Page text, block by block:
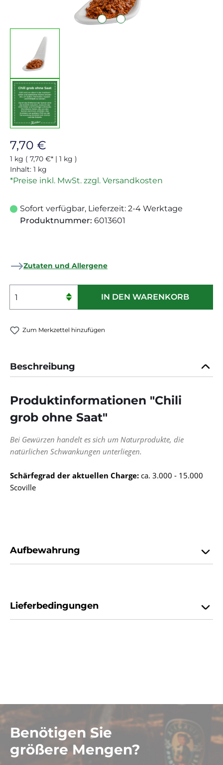
Regulärer Preis:
7,70 €
1 kg ( 7,70 €* | 1 kg )
Inhalt: 1 kg
*Preise inkl. MwSt. zzgl. Versandkosten
Sofort verfügbar, Lieferzeit: 2-4 Werktage
Produktnummer: 6013601
Zutaten und Allergene
Produkt Anzahl: Gib den
IN DEN WARENKORB
Zum Merkzettel hinzufügen
Beschreibung
Produktinformationen "Chili
grob ohne Saat"
Bei Gewürzen handelt es sich um Naturprodukte, die
natürlichen Schwankungen unterliegen.
Schärfegrad der aktuellen Charge: ca. 3.000 - 15.000
Scoville
Aufbewahrung
Lieferbedingungen
Benötigen Sie
größere Mengen?